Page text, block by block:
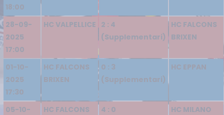
18:00
28-09-
2025
17:00
HC VALPELLICE 2 : 4
(Supplementari)
HC FALCONS
BRIXEN
01-10-
2025
17:30
HC FALCONS
BRIXEN
0 : 3
(Supplementari)
HC EPPAN
05-10-
HC FALCONS
4 : 0
HC MILANO